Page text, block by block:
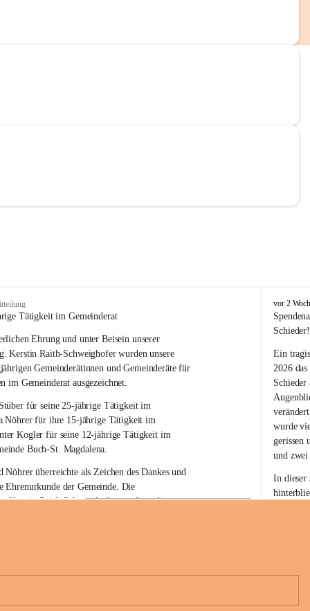
Tätigkeit im Gemeinderat
Ehrung und unter Beisein unserer
Kerstin Raith-Schweighofer wurden unsere
Gemeinderätinnen und Gemeinderäte für
im Gemeinderat ausgezeichnet.
für seine 25-jährige Tätigkeit im
Nöhrer für ihre 15-jährige Tätigkeit im
Kogler für seine 12-jährige Tätigkeit im
Buch-St. Magdalena.
Nöhrer überreichte als Zeichen des Dankes und
Ehrenurkunde der Gemeinde. Die
Kerstin Raith-Schweighofer würdigte die
+6
B
u
c
-
S
t
.
M
a
g
d
a
e
n
a
vor 2
Schieder!
Ein
2026
wurde
gerissen
und
In dieser